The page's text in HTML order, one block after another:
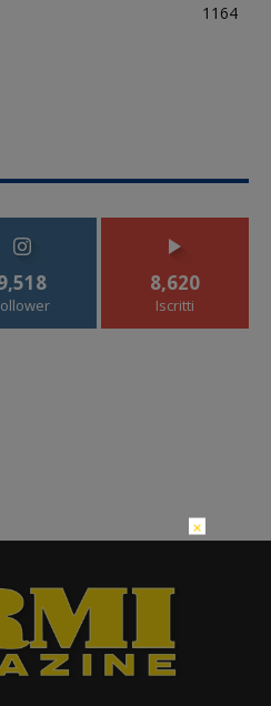
1164
8,620
Iscritti
×